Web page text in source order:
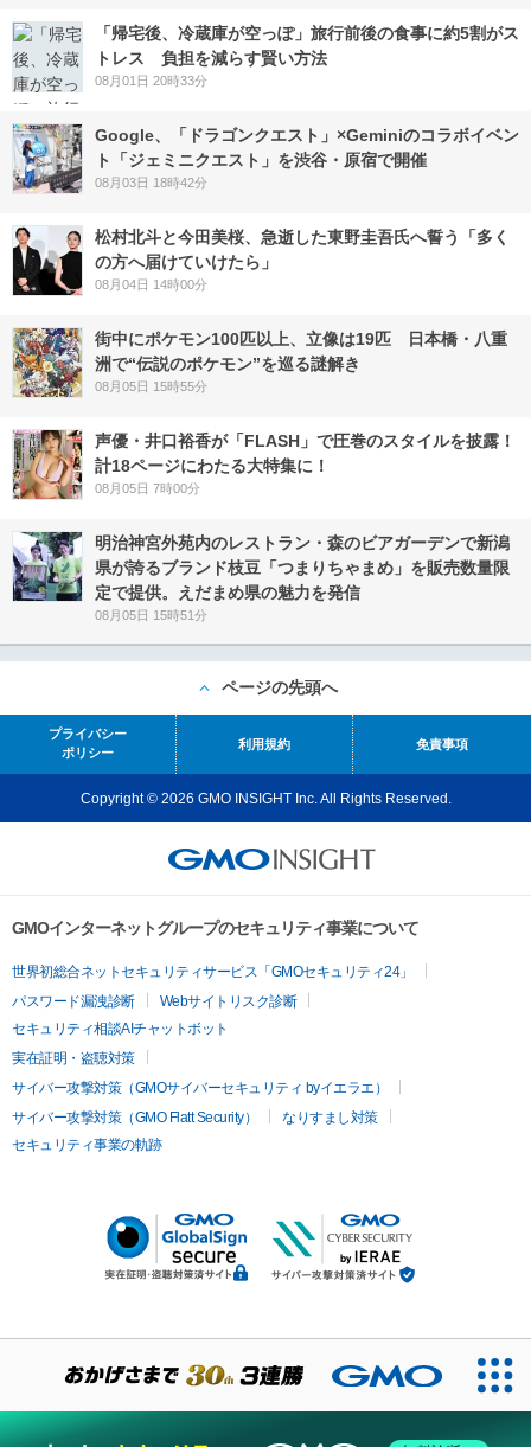
「帰宅後、冷蔵庫が空っぽ」旅行前後の食事に約5割がス
トレス 負担を減らす賢い方法
08月01日 20時33分
Google、「ドラゴンクエスト」×Geminiのコラボイベン
ト「ジェミニクエスト」を渋谷・原宿で開催
08月03日 18時42分
松村北斗と今田美桜、急逝した東野圭吾氏へ誓う「多く
の方へ届けていけたら」
08月04日 14時00分
街中にポケモン100匹以上、立像は19匹 日本橋・八重
洲で“伝説のポケモン”を巡る謎解き
08月05日 15時55分
声優・井口裕香が「FLASH」で圧巻のスタイルを披露！
計18ページにわたる大特集に！
08月05日 7時00分
明治神宮外苑内のレストラン・森のビアガーデンで新潟
県が誇るブランド枝豆「つまりちゃまめ」を販売数量限
定で提供。えだまめ県の魅力を発信
08月05日 15時51分
ページの先頭へ
プライバシー
ポリシー
利用規約 免責事項
Copyright © 2026 GMO INSIGHT Inc. All Rights Reserved.
GMOインターネットグループのセキュリティ事業について
世界初総合ネットセキュリティサービス「GMOセキュリティ24」
パスワード漏洩診断
Webサイトリスク診断
セキュリティ相談AIチャットボット
実在証明・盗聴対策
サイバー攻撃対策（GMOサイバーセキュリティ byイエラエ）
サイバー攻撃対策（GMO Flatt Security）
なりすまし対策
セキュリティ事業の軌跡